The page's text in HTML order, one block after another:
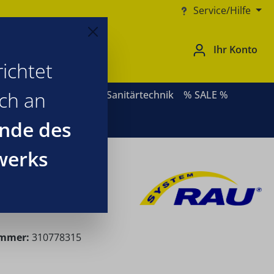
Service/Hilfe
Ihr Konto
Heizsysteme Sanitärtechnik % SALE %
310778315
an
des